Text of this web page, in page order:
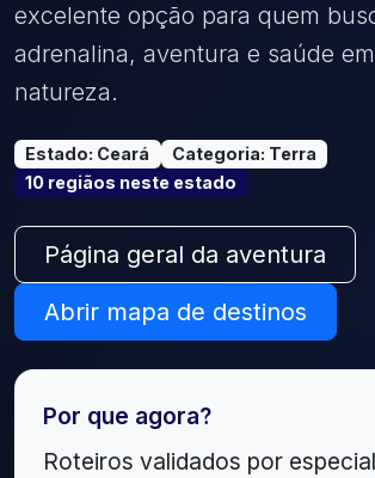
excelente opção para quem
adrenalina, aventura e saúde
natureza.
Estado: Ceará Categoria: Terra
10 regiãos neste estado
Página geral da aventura
Abrir mapa de destinos
Por que agora?
Roteiros validados por